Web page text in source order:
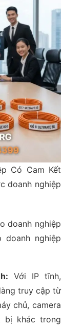
Có Cam Kết
doanh nghiệp
doanh nghiệp
nghiệp
Với IP tĩnh,
truy cập từ
chủ, camera
bị khác trong